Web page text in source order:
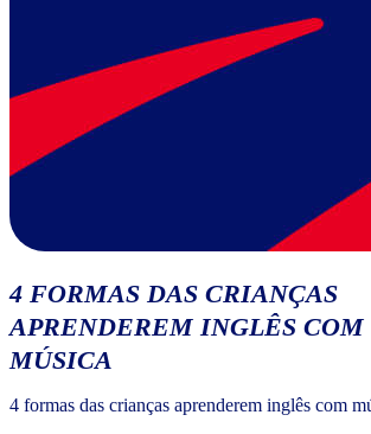
4 FORMAS DAS CRIANÇAS
APRENDEREM INGLÊS COM
MÚSICA
4 formas das crianças aprenderem inglês com